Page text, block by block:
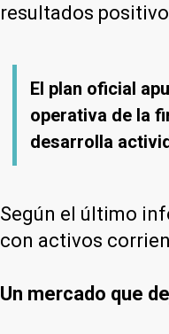
resultados
El plan oficial
operativa de la
desarrolla
Según el último
con activos
Un mercado que